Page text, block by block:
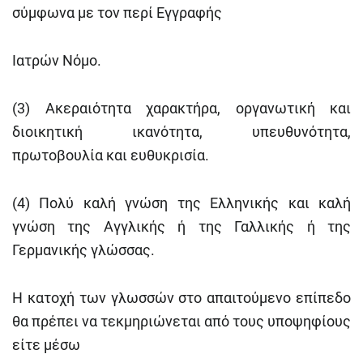
σύμφωνα με τον περί Εγγραφής
Ιατρών Νόμο.
(3) Ακεραιότητα χαρακτήρα, οργανωτική και
διοικητική ικανότητα, υπευθυνότητα,
πρωτοβουλία και ευθυκρισία.
(4) Πολύ καλή γνώση της Ελληνικής και καλή
γνώση της Αγγλικής ή της Γαλλικής ή της
Γερμανικής γλώσσας.
Η κατοχή των γλωσσών στο απαιτούμενο επίπεδο
θα πρέπει να τεκμηριώνεται από τους υποψηφίους
είτε μέσω